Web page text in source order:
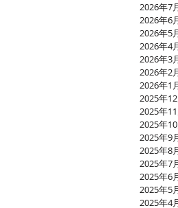
2026年7
2026年6
2026年5
2026年4
2026年3
2026年2
2026年1
2025年
2025年
2025年
2025年9
2025年8
2025年7
2025年6
2025年5
2025年4